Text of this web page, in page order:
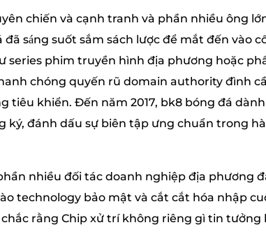
chiến và cạnh tranh và phần nhiều ông
sáng suốt sắm sách lược để mắt đến vào
series phim truyền hình địa phương hoặc
chóng quyến rũ domain authority đình
tiêu khiển. Đến năm 2017, bk8 bóng đá
đánh dấu sự biên tập ưng chuẩn trong
nhiều đối tác doanh nghiệp địa phương
technology bảo mật và cắt cắt hóa nhập
rằng Chip xử trí không riêng gì tin tưởng